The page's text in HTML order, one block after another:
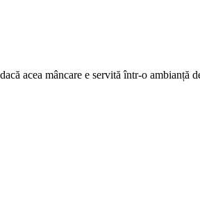
acea mâncare e servită într-o ambianță